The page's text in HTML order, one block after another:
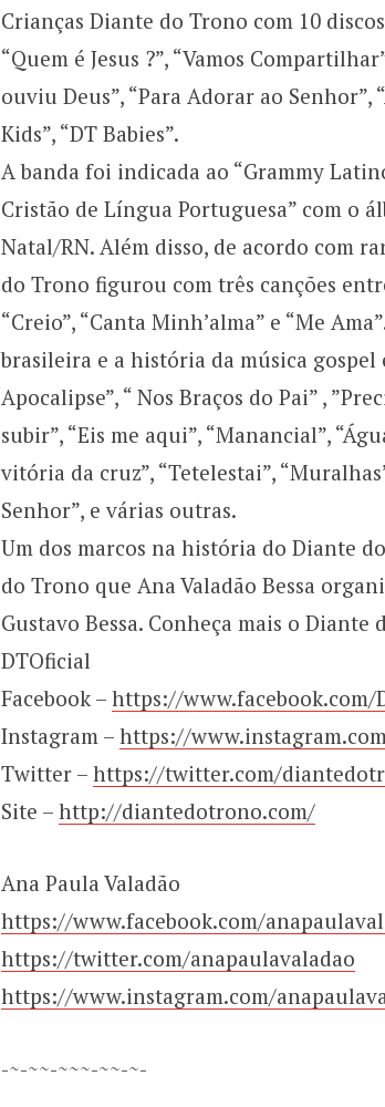
Crianças Diante do Trono com 10
“Quem é Jesus ?”, “Vamos
ouviu Deus”, “Para Adorar ao Senhor”,
Kids”, “DT Babies”.
A banda foi indicada ao “Grammy
Cristão de Língua Portuguesa” com o
Natal/RN. Além disso, de acordo com
do Trono figurou com três canções
“Creio”, “Canta Minh’alma” e “Me
brasileira e a história da música gospel
Apocalipse”, “ Nos Braços do Pai” ,
subir”, “Eis me aqui”, “Manancial”,
vitória da cruz”, “Tetelestai”,
Senhor”, e várias outras.
Um dos marcos na história do Diante
do Trono que Ana Valadão Bessa
Gustavo Bessa. Conheça mais o Diante
DTOficial
Facebook – https://
Instagram – https://
Twitter – https://twitter.com/
Site – http://diantedotrono.com/
Ana Paula Valadão
https://www.facebook.com/
https://twitter.com/anapaulavaladao
https://www.instagram.com/
-~-~~-~~~-~~-~-